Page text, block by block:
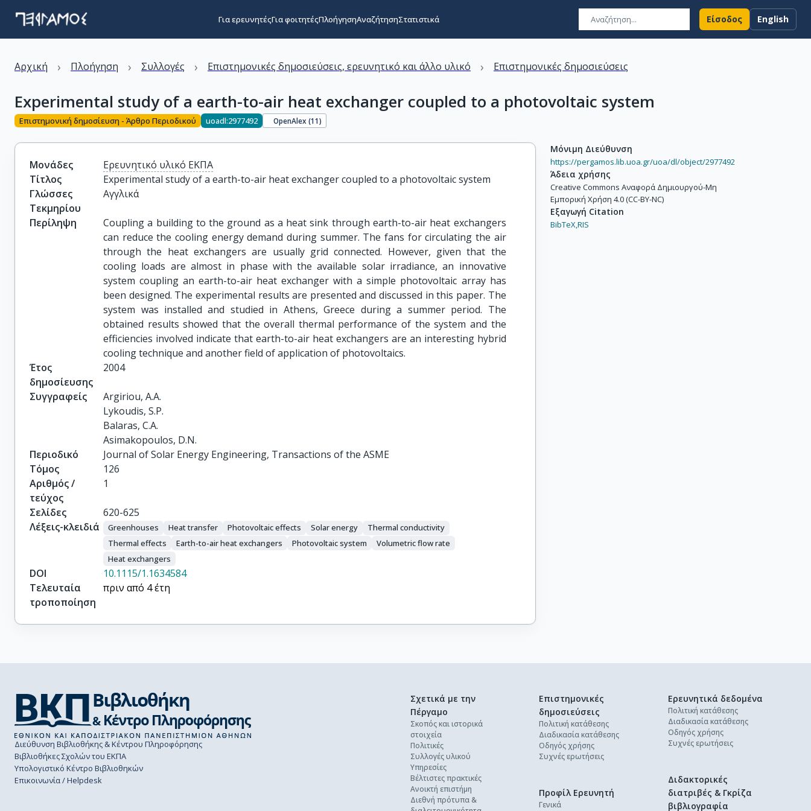
Για ερευνητέςΓια φοιτητέςΠλοήγησηΑναζήτησηΣτατιστικά Είσοδος English
Αρχική › Πλοήγηση › Συλλογές › Επιστημονικές δημοσιεύσεις, ερευνητικό και άλλο υλικό › Επιστημονικές δημοσιεύσεις
Experimental study of a earth-to-air heat exchanger coupled to a photovoltaic system
Επιστημονική δημοσίευση - Άρθρο Περιοδικού uoadl:2977492 OpenAlex (11)
Μονάδες
Ερευνητικό υλικό ΕΚΠΑ
Τίτλος
Experimental study of a earth-to-air heat exchanger coupled to a photovoltaic system
Γλώσσες
Τεκμηρίου
Αγγλικά
Περίληψη
Coupling a building to the ground as a heat sink through earth-to-air heat exchangers
can reduce the cooling energy demand during summer. The fans for circulating the air
through the heat exchangers are usually grid connected. However, given that the
cooling loads are almost in phase with the available solar irradiance, an innovative
system coupling an earth-to-air heat exchanger with a simple photovoltaic array has
been designed. The experimental results are presented and discussed in this paper. The
system was installed and studied in Athens, Greece during a summer period. The
obtained results showed that the overall thermal performance of the system and the
efficiencies involved indicate that earth-to-air heat exchangers are an interesting hybrid
cooling technique and another field of application of photovoltaics.
Έτος
δημοσίευσης
2004
Συγγραφείς
Argiriou, A.A.
Lykoudis, S.P.
Balaras, C.A.
Asimakopoulos, D.N.
Περιοδικό
Journal of Solar Energy Engineering, Transactions of the ASME
Τόμος
126
Αριθμός /
τεύχος
1
Σελίδες
620-625
Λέξεις-κλειδιά
Greenhouses Heat transfer Photovoltaic effects Solar energy
Thermal conductivity
Thermal effects
Earth-to-air heat exchangers Photovoltaic system
Volumetric flow rate
Heat exchangers
DOI
10.1115/1.1634584
Τελευταία
τροποποίηση
πριν από 4 έτη
Μόνιμη Διεύθυνση
https://pergamos.lib.uoa.gr/uoa/dl/object/2977492
Άδεια χρήσης
Creative Commons Αναφορά Δημιουργού-Μη
Εμπορική Χρήση 4.0 (CC-BY-NC)
Εξαγωγή Citation
BibTeX,RIS
Διεύθυνση Βιβλιοθήκης & Κέντρου Πληροφόρησης
Βιβλιοθήκες Σχολών του ΕΚΠΑ
Υπολογιστικό Κέντρο Βιβλιοθηκών
Επικοινωνία / Helpdesk
Σχετικά με την
Πέργαμο
Σκοπός και ιστορικά
στοιχεία
Πολιτικές
Συλλογές υλικού
Υπηρεσίες
Βέλτιστες πρακτικές
Ανοικτή επιστήμη
Διεθνή πρότυπα &
Επιστημονικές
δημοσιεύσεις
Πολιτική κατάθεσης
Διαδικασία κατάθεσης
Οδηγός χρήσης
Συχνές ερωτήσεις
Ερευνητικά δεδομένα
Πολιτική κατάθεσης
Διαδικασία κατάθεσης
Οδηγός χρήσης
Συχνές ερωτήσεις
Διδακτορικές
διατριβές & Γκρίζα
βιβλιογραφία
Προφίλ Ερευνητή
Γενικά